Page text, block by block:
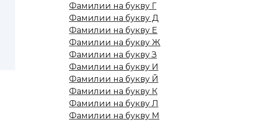
Фамилии на букву Г
Фамилии на букву Д
Фамилии на букву Е
Фамилии на букву Ж
Фамилии на букву З
Фамилии на букву И
Фамилии на букву Й
Фамилии на букву К
Фамилии на букву Л
Фамилии на букву М